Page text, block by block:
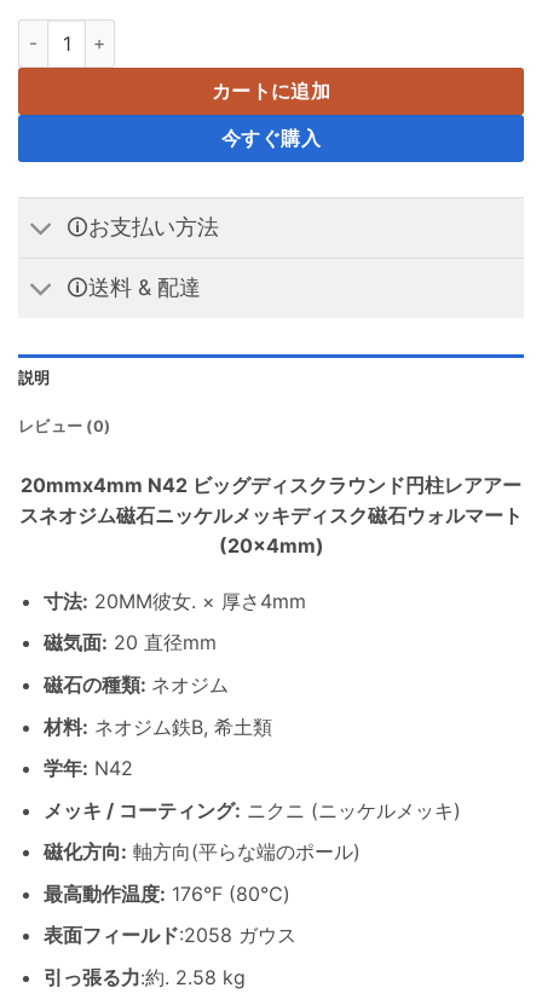
20ミリメートル x 4 ミリメートルネオジムディスク磁石 N42 レア
カートに追加
今すぐ購入
🛈お支払い方法
🛈送料 & 配達
説明
レビュー (0)
20mmx4mm N42 ビッグディスクラウンド円柱レアアー
スネオジム磁石ニッケルメッキディスク磁石ウォルマート
(20×4mm)
寸法: 20MM彼女. × 厚さ4mm
磁気面: 20 直径mm
磁石の種類: ネオジム
材料: ネオジム鉄B, 希土類
学年: N42
メッキ / コーティング: ニクニ (ニッケルメッキ)
磁化方向: 軸方向(平らな端のポール)
最高動作温度: 176°F (80℃)
表面フィールド:2058 ガウス
引っ張る力:約. 2.58 kg